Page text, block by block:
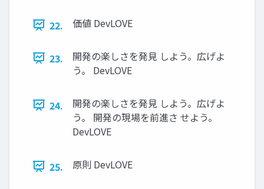
22. 価値 DevLOVE
23.
開発の楽しさを発見 しよう。広げよ
う。 DevLOVE
24.
開発の楽しさを発見 しよう。広げよ
う。 開発の現場を前進さ せよう。
DevLOVE
25. 原則 DevLOVE